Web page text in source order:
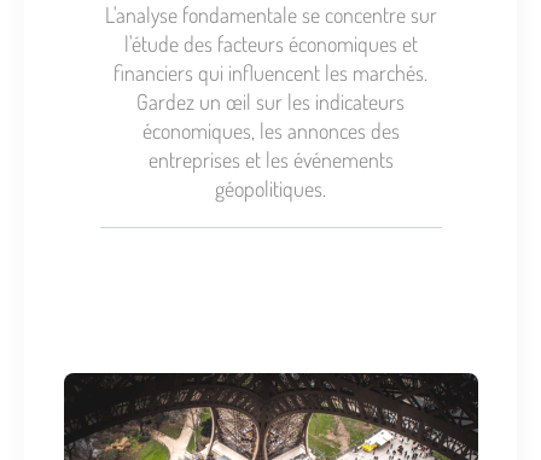
L'analyse fondamentale se concentre sur
l'étude des facteurs économiques et
financiers qui influencent les marchés.
Gardez un œil sur les indicateurs
économiques, les annonces des
entreprises et les événements
géopolitiques.